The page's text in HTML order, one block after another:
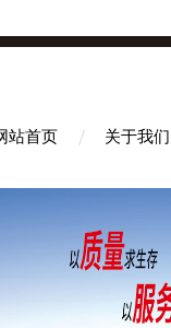
站首页 关于我们